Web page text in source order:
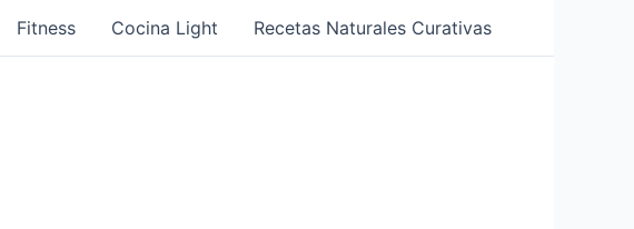
Fitness Cocina Light Recetas Naturales Curativas